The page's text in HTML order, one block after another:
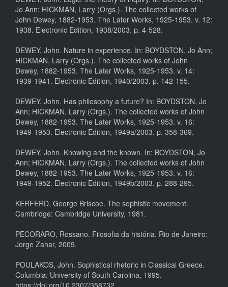
Jo Ann; HICKMAN, Larry (Orgs.). The collected works of
John Dewey, 1882-1953. The Later Works, 1925-1953. v. 12:
1938. Electronic Edition, 1938/2003. p. 4-528.
DEWEY, John. Nature in experience. In: BOYDSTON, Jo Ann;
HICKMAN, Larry (Orgs.). The collected works of John
Dewey, 1882-1953. The Later Works, 1925-1953. v. 14:
1939-1941. Electronic Edition, 1940/2003. p. 142-155.
DEWEY, John. Has philosophy a future? In: BOYDSTON, Jo
Ann; HICKMAN, Larry (Orgs.). The collected works of John
Dewey, 1882-1953. The Later Works, 1925-1953. v. 16:
1949-1953. Electronic Edition, 1949a/2003. p. 358-369.
DEWEY, John. Knowing and the known. In: BOYDSTON, Jo
Ann; HICKMAN, Larry (Orgs.). The collected works of John
Dewey, 1882-1953. The Later Works, 1925-1953. v. 16:
1949-1952. Electronic Edition, 1949b/2003. p. 288-295.
KERFERD, George Briscoe. The sophistic movement.
Cambridge: Cambridge University, 1981.
PECORARO, Rossano. Filosofia da história. Rio de Janeiro:
Jorge Zahar, 2009.
POULAKOS, John. Sophistical rhetoric in Classical Greece.
Columbia: University of South Carolina, 1995.